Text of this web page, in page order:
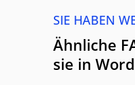
SIE HABEN
Ähnliche
sie in